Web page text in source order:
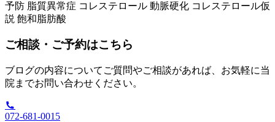
予防 脂質異常症 コレステロール 動脈硬化 コレステロール仮
説 飽和脂肪酸
ご相談・ご予約はこちら
ブログの内容についてご質問やご相談があれば、お気軽に当
院までお問い合わせください。
072-681-0015